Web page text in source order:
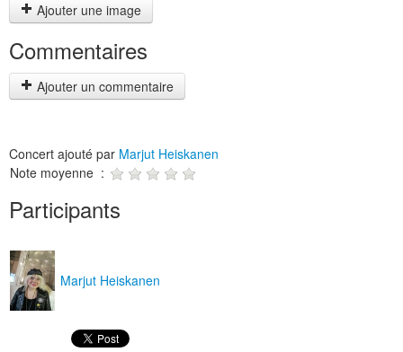
Ajouter une image
Commentaires
Ajouter un commentaire
Concert ajouté par Marjut Heiskanen
Note moyenne :
Participants
Marjut Heiskanen